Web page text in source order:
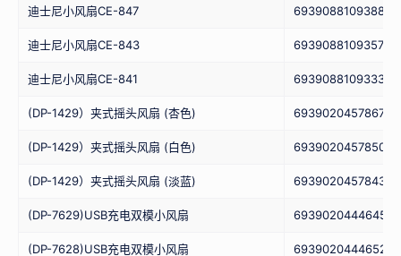
迪士尼小风扇CE-847 6939088109388
迪士尼小风扇CE-843 6939088109357
迪士尼小风扇CE-841 6939088109333
(DP-1429）夹式摇头风扇 (杏色) 6939020457867
(DP-1429）夹式摇头风扇 (白色) 6939020457850
(DP-1429）夹式摇头风扇 (淡蓝) 6939020457843
(DP-7629)USB充电双模小风扇 6939020444645
(DP-7628)USB充电双模小风扇 6939020444652